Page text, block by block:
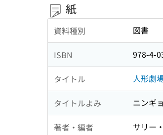
紙
資料種別 図書
ISBN 978-4-
タイトル 人形劇
タイトルよみ ニンギ
著者・編者
サリー